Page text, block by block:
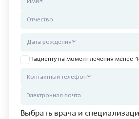
Пациенту на момент лечения менее
Выбрать врача и